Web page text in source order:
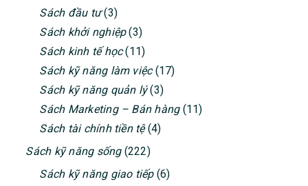
Sách đầu tư(3)
Sách khởi nghiệp(3)
Sách kinh tế học(11)
Sách kỹ năng làm việc(17)
Sách kỹ năng quản lý(3)
Sách Marketing – Bán hàng(11)
Sách tài chính tiền tệ(4)
Sách kỹ năng sống(222)
Sách kỹ năng giao tiếp(6)